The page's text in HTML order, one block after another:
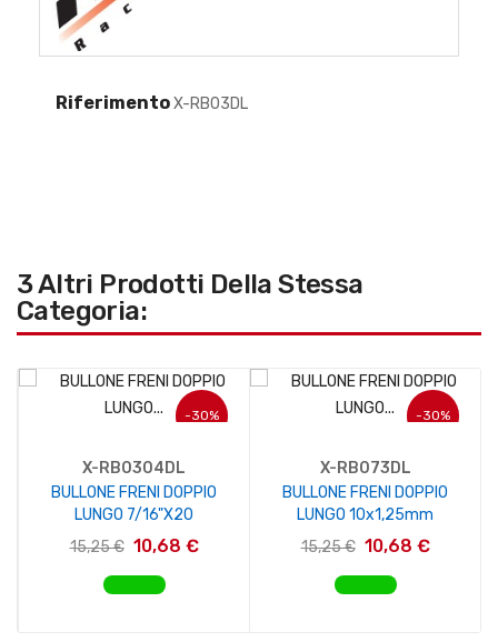
RiferimentoX-RB03DL
3 Altri Prodotti Della Stessa
Categoria:
-30%
X-RB0304DL
BULLONE FRENI DOPPIO
LUNGO 7/16"x20
15,25 € 10,68 €
AGGIUNGI AL CARRELLO
-30%
X-RB073DL
BULLONE FRENI DOPPIO
LUNGO 10x1,25mm
15,25 € 10,68 €
AGGIUNGI AL CARRELLO